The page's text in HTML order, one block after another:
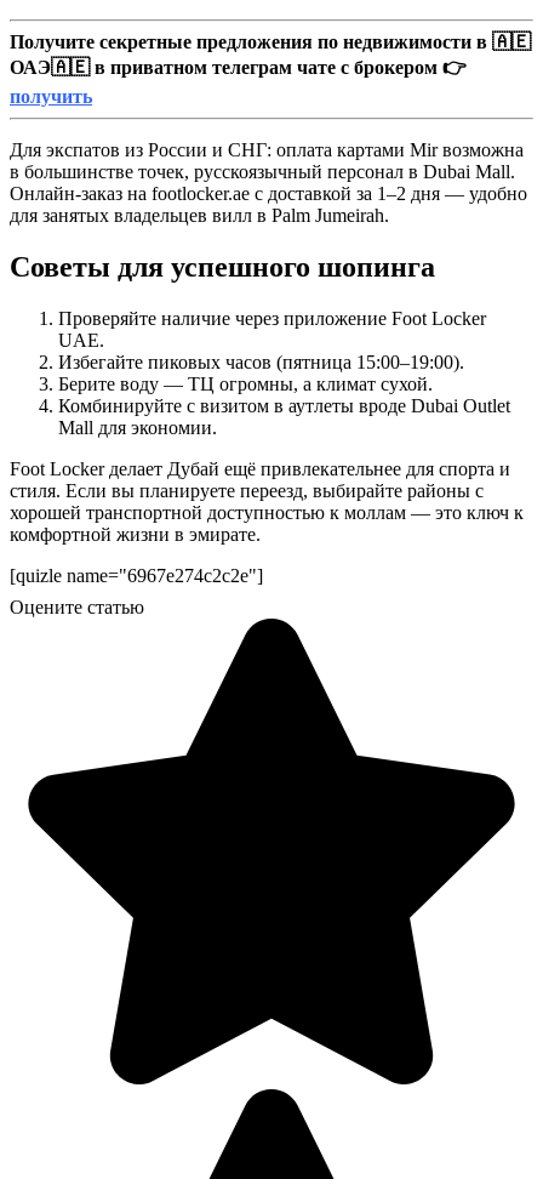
Получите секретные предложения по недвижимости в 🇦🇪
ОАЭ🇦🇪 в приватном телеграм чате с брокером 👉
получить
Для экспатов из России и СНГ: оплата картами Mir возможна
в большинстве точек, русскоязычный персонал в Dubai Mall.
Онлайн-заказ на footlocker.ae с доставкой за 1–2 дня — удобно
для занятых владельцев вилл в Palm Jumeirah.
Советы для успешного шопинга
Проверяйте наличие через приложение Foot Locker
UAE.
Избегайте пиковых часов (пятница 15:00–19:00).
Берите воду — ТЦ огромны, а климат сухой.
Комбинируйте с визитом в аутлеты вроде Dubai Outlet
Mall для экономии.
Foot Locker делает Дубай ещё привлекательнее для спорта и
стиля. Если вы планируете переезд, выбирайте районы с
хорошей транспортной доступностью к моллам — это ключ к
комфортной жизни в эмирате.
[quizle name="6967e274c2c2e"]
Оцените статью